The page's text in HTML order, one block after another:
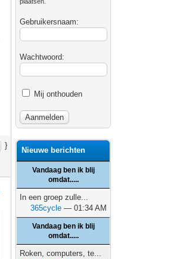
}
Gebruikersnaam:
Wachtwoord:
Mij onthouden
Nieuwe berichten
Vandaag ben ik blij
omdat.....
In een groep zulle...
365cycle — 01:34 AM
Vandaag ben ik blij
omdat.....
Roken, computers, te...